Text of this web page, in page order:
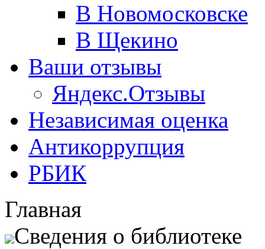
В Новомосковске
В Щекино
Ваши отзывы
Яндекс.Отзывы
Независимая оценка
Антикоррупция
РБИК
Главная
Сведения о библиотеке